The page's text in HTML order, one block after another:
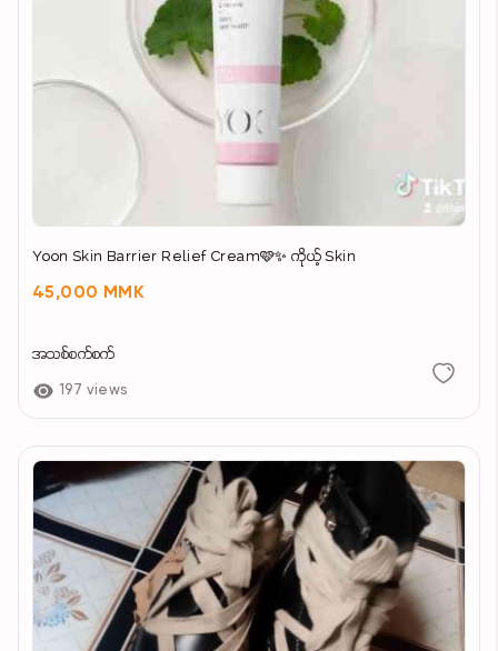
Yoon Skin Barrier Relief Cream🩷✨ ကိုယ့် Skin
45,000 MMK
အသစ်စက်စက်
197 views